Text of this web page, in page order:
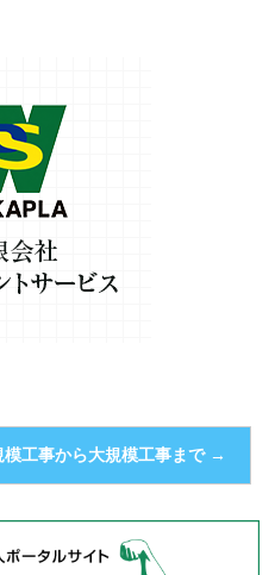
模工事から大規模工事まで →